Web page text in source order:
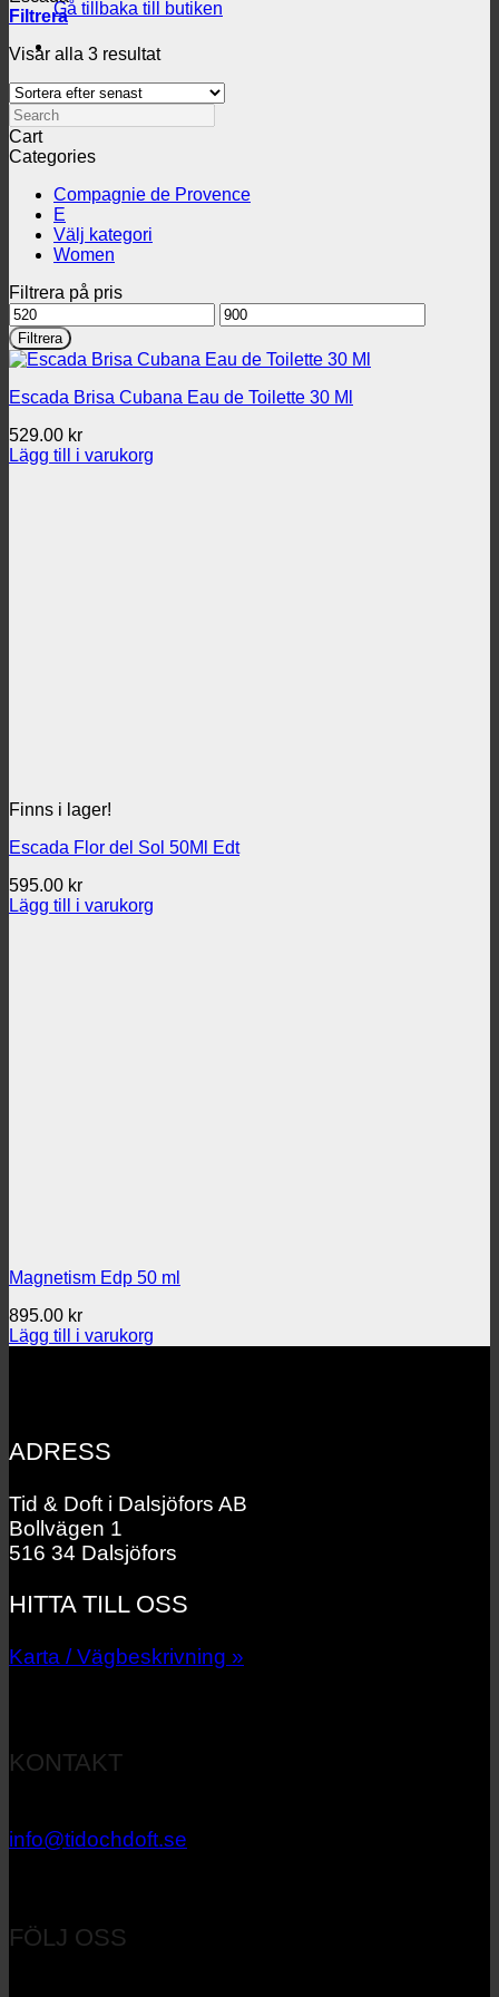
Gå tillbaka till butiken
Filtrera
Visar alla 3 resultatSortera
senaste
Search
Cart
Categories
Compagnie de Provence
E
Välj kategori
Women
Filtrera på pris
Min
pris
Max
pris
Filtrera
Escada Brisa Cubana Eau de Toilette 30 Ml
529.00 kr
Lägg till i varukorg
Finns i lager!
Escada Flor del Sol 50Ml Edt
595.00 kr
Lägg till i varukorg
Magnetism Edp 50 ml
895.00 kr
Lägg till i varukorg
ADRESS
Tid & Doft i Dalsjöfors AB
Bollvägen 1
516 34 Dalsjöfors
HITTA TILL OSS
Karta / Vägbeskrivning »
KONTAKT
info@tidochdoft.se
FÖLJ OSS